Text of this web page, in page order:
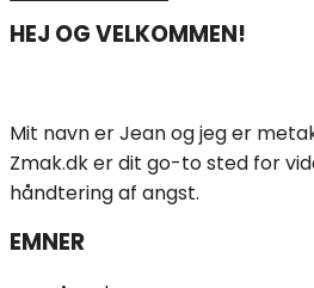
HEJ OG VELKOMMEN!
Mit navn er Jean og jeg er
Zmak.dk er dit go-to sted for
håndtering af angst.
EMNER